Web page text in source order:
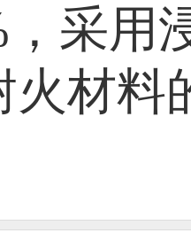
，采用
火材料